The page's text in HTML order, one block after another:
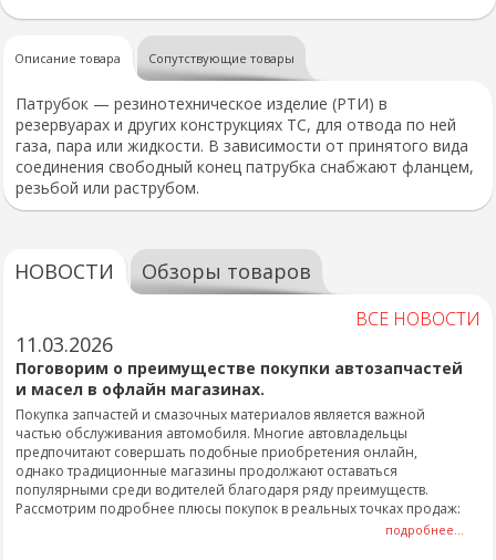
Описание товара Сопутствующие товары
Патрубок — резинотехническое изделие (РТИ) в
резервуарах и других конструкциях ТС, для отвода по ней
газа, пара или жидкости. В зависимости от принятого вида
соединения свободный конец патрубка снабжают фланцем,
резьбой или раструбом.
НОВОСТИ Обзоры товаров
ВСЕ НОВОСТИ
11.03.2026
Поговорим о преимуществе покупки автозапчастей
и масел в офлайн магазинах.
Покупка запчастей и смазочных материалов является важной
частью обслуживания автомобиля. Многие автовладельцы
предпочитают совершать подобные приобретения онлайн,
однако традиционные магазины продолжают оставаться
популярными среди водителей благодаря ряду преимуществ.
Рассмотрим подробнее плюсы покупок в реальных точках продаж:
подробнее...